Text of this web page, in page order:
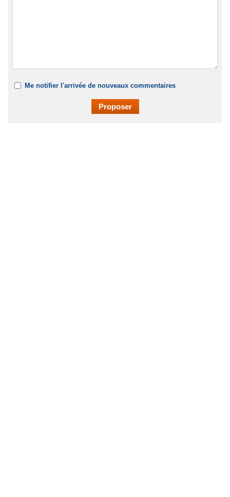
Me notifier l'arrivée de nouveaux commentaires